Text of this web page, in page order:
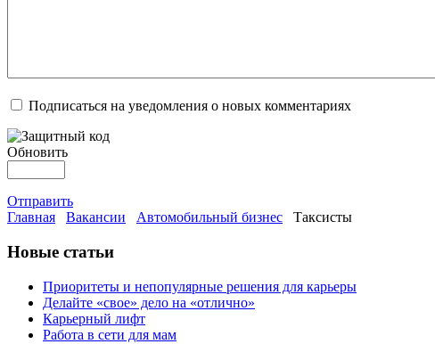
Подписаться на уведомления о новых комментариях
Обновить
Отправить
Главная
Вакансии Автомобильный бизнес Таксисты
Новые статьи
Приоритеты и непопулярные решения для карьеры
Делайте «свое» дело на «отлично»
Карьерный лифт
Работа в сети для мам